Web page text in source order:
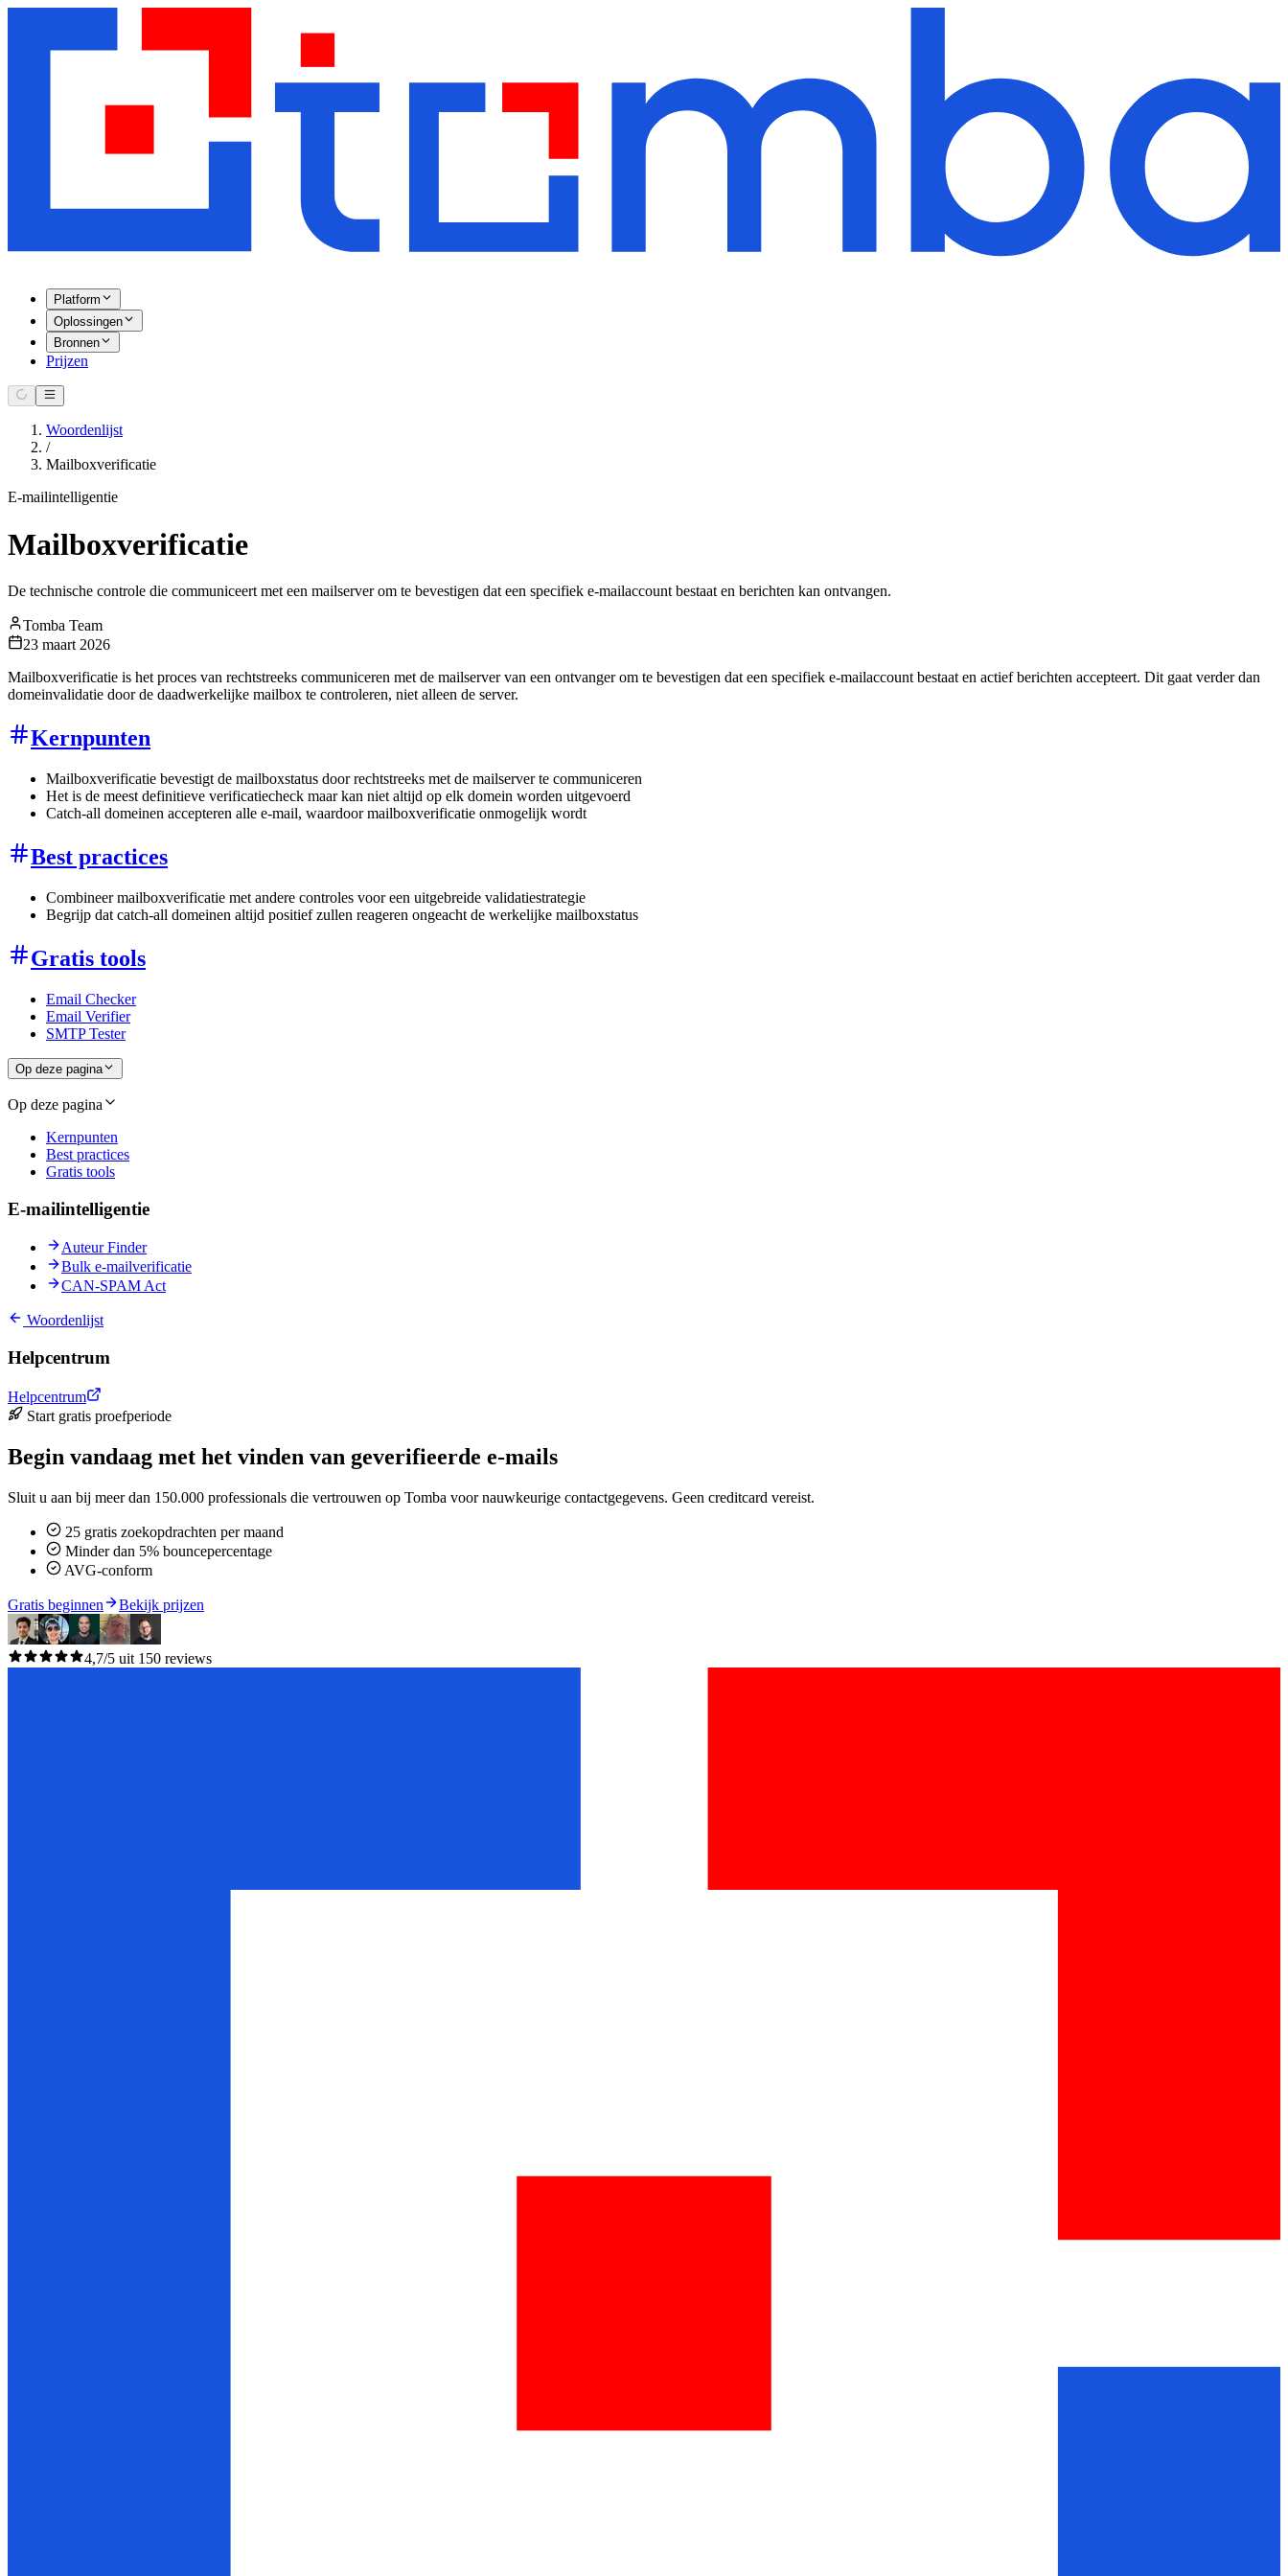
Platform
Oplossingen
Bronnen
Prijzen
Woordenlijst
/
Mailboxverificatie
E-mailintelligentie
Mailboxverificatie
De technische controle die communiceert met een mailserver om te bevestigen dat een specifiek e-mailaccount bestaat en berichten kan ontvangen.
Tomba Team
23 maart 2026
Mailboxverificatie is het proces van rechtstreeks communiceren met de mailserver van een ontvanger om te bevestigen dat een specifiek e-mailaccount bestaat en actief berichten accepteert. Dit gaat verder dan
domeinvalidatie door de daadwerkelijke mailbox te controleren, niet alleen de server.
Kernpunten
Mailboxverificatie bevestigt de mailboxstatus door rechtstreeks met de mailserver te communiceren
Het is de meest definitieve verificatiecheck maar kan niet altijd op elk domein worden uitgevoerd
Catch-all domeinen accepteren alle e-mail, waardoor mailboxverificatie onmogelijk wordt
Best practices
Combineer mailboxverificatie met andere controles voor een uitgebreide validatiestrategie
Begrijp dat catch-all domeinen altijd positief zullen reageren ongeacht de werkelijke mailboxstatus
Gratis tools
Email Checker
Email Verifier
SMTP Tester
Op deze pagina
Op deze pagina
Kernpunten
Best practices
Gratis tools
E-mailintelligentie
Auteur Finder
Bulk e-mailverificatie
CAN-SPAM Act
Woordenlijst
Helpcentrum
Helpcentrum
Start gratis proefperiode
Begin vandaag met het vinden van geverifieerde e-mails
Sluit u aan bij meer dan 150.000 professionals die vertrouwen op Tomba voor nauwkeurige contactgegevens. Geen creditcard vereist.
25 gratis zoekopdrachten per maand
Minder dan 5% bouncepercentage
AVG-conform
Gratis beginnen Bekijk prijzen
4,7/5 uit 150 reviews